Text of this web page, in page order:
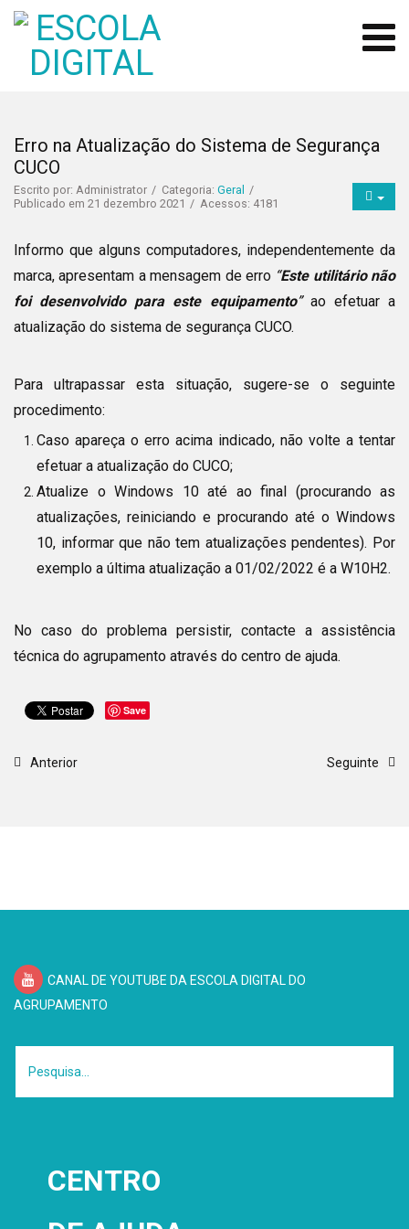
Erro na Atualização do Sistema de Segurança
CUCO
Escrito por: Administrator Categoria: Geral
Publicado em 21 dezembro 2021
Acessos: 4181
Informo que alguns computadores, independentemente da
marca, apresentam a mensagem de erro “Este utilitário não
foi desenvolvido para este equipamento”ao efetuar a
atualização do sistema de segurança CUCO.
Para ultrapassar esta situação, sugere-se o seguinte
procedimento:
Caso apareça o erro acima indicado, não volte a tentar
efetuar a atualização do CUCO;
Atualize o Windows 10 até ao final (procurando as
atualizações, reiniciando e procurando até o Windows
10, informar que não tem atualizações pendentes). Por
exemplo a última atualização a 01/02/2022 é a W10H2.
No caso do problema persistir, contacte a assistência
técnica do agrupamento através do centro de ajuda.
Save
Anterior Seguinte
CANAL DE YOUTUBE DA ESCOLA DIGITAL DO
AGRUPAMENTO
CENTRO